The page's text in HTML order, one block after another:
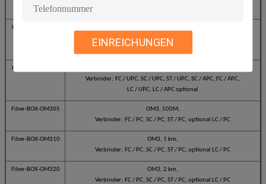
EINREICHUNGEN
Fiber-BOX-SM710
Verbinder; FC / UPC, SC / UPC, ST / UPC, SC / APC, FC / APC, LC / UPC,
Fiber-BOX-SM720
Verbinder; FC / UPC, SC / UPC, ST / UPC, SC / APC, FC / APC,
LC / UPC, LC / APC optional
Fiber-BOX-OM305
OM3, 500M,
Verbinder; FC / PC, SC / PC, ST / PC, optional LC / PC
Fiber-BOX-OM310
OM3, 1 km,
Verbinder; FC / PC, SC / PC, ST / PC, optional LC / PC
Fiber-BOX-OM320
OM3, 2 km,
Verbinder; FC / PC, SC / PC, ST / PC, optional LC / PC